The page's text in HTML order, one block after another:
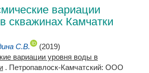
вариации
скважинах Камчатки
С.В.
(2019)
вариации уровня воды в
. Петропавлоск-Камчатский: ООО